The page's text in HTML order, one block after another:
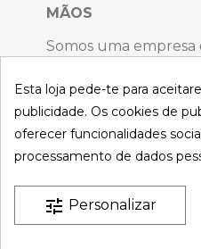
MÃOS
Somos uma empresa
piscinas e produtos
climatização, limpeza
para piscinas privadas
Esta loja pede-te para
publicidade. Os cookies de
oferecer funcionalidades
processamento de dados
tune Personalizar